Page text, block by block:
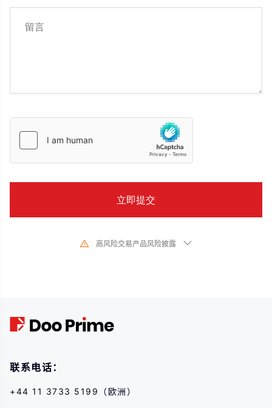
高风险交易产品风险披露
联系电话：
+44 11 3733 5199（欧洲）